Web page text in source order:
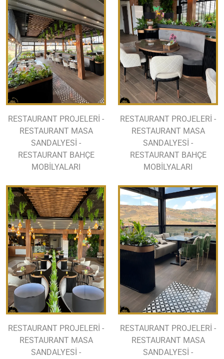
RESTAURANT PROJELERİ -
RESTAURANT MASA
SANDALYESİ -
RESTAURANT BAHÇE
MOBİLYALARI
RESTAURANT PROJELERİ -
RESTAURANT MASA
SANDALYESİ -
RESTAURANT BAHÇE
MOBİLYALARI
RESTAURANT PROJELERİ -
RESTAURANT MASA
SANDALYESİ -
RESTAURANT PROJELERİ -
RESTAURANT MASA
SANDALYESİ -